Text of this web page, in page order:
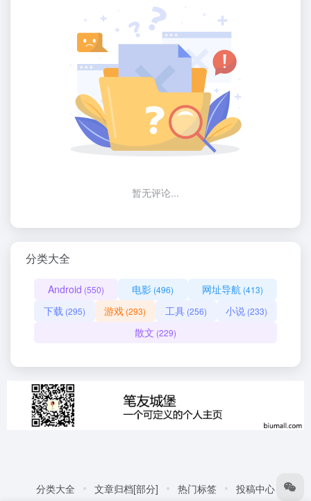
暂无评论...
分类大全
Android (550) 电影 (496) 网址导航 (413)
下载 (295) 游戏 (293) 工具(256) 小说 (233)
散文 (229)
分类大全 文章归档[部分] 热门标签 投稿中心